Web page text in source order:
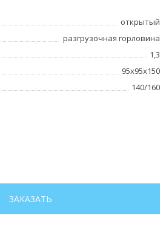
открытый
разгрузочная горловина
1,3
95x95x150
140/160
ЗАКАЗАТЬ